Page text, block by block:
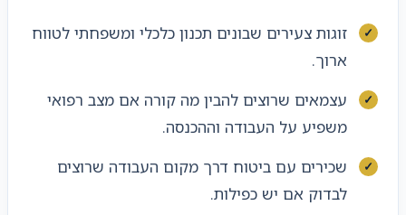
זוגות צעירים שבונים תכנון כלכלי ומשפחתי לטווח
ארוך.
עצמאים שרוצים להבין מה קורה אם מצב רפואי
משפיע על העבודה וההכנסה.
שכירים עם ביטוח דרך מקום העבודה שרוצים
לבדוק אם יש כפילות.